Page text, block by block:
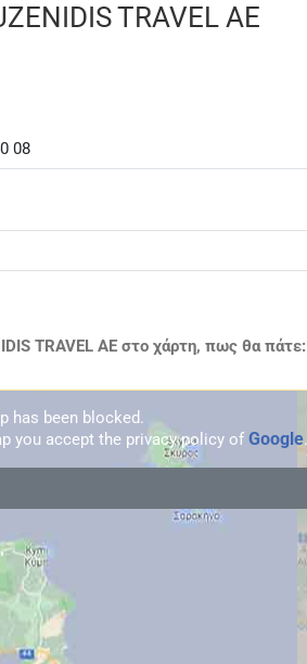
TRAVEL ΑΕ
08
TRAVEL ΑΕ στο χάρτη, πως θα πάτε:
has been blocked.
you accept the privacy policy of Google.